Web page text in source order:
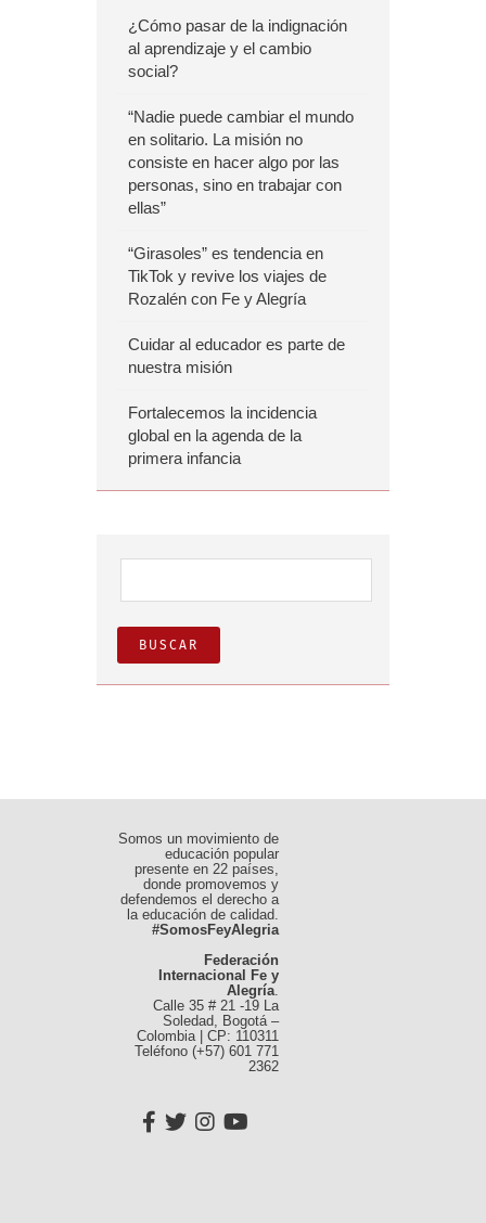
¿Cómo pasar de la indignación
al aprendizaje y el cambio
social?
“Nadie puede cambiar el mundo
en solitario. La misión no
consiste en hacer algo por las
personas, sino en trabajar con
ellas”
“Girasoles” es tendencia en
TikTok y revive los viajes de
Rozalén con Fe y Alegría
Cuidar al educador es parte de
nuestra misión
Fortalecemos la incidencia
global en la agenda de la
primera infancia
Buscar:
Somos un movimiento de
educación popular
presente en 22 países,
donde promovemos y
defendemos el derecho a
la educación de calidad.
#SomosFeyAlegria
Federación
Internacional Fe y
Alegría.
Calle 35 # 21 -19 La
Soledad, Bogotá –
Colombia | CP: 110311
Teléfono (+57) 601 771
2362